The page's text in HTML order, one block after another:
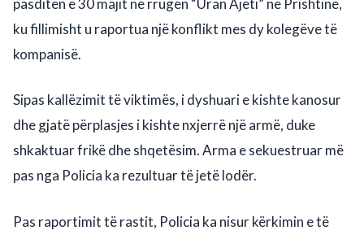
pasditen e 30 majit në rrugën “Uran Ajeti” në Prishtinë,
ku fillimisht u raportua një konflikt mes dy kolegëve të
kompanisë.
Sipas kallëzimit të viktimës, i dyshuari e kishte kanosur
dhe gjatë përplasjes i kishte nxjerrë një armë, duke
shkaktuar frikë dhe shqetësim. Arma e sekuestruar më
pas nga Policia ka rezultuar të jetë lodër.
Pas raportimit të rastit, Policia ka nisur kërkimin e të